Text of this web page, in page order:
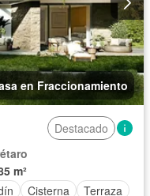
en Fraccionamiento
Destacado
m²
Cisterna
Terraza